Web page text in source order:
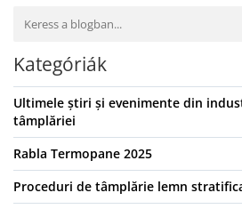
Kategóriák
Ultimele știri și evenimente din
tâmplăriei
Rabla Termopane 2025
Proceduri de tâmplărie lemn